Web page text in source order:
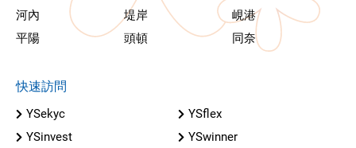
河內 堤岸
峴港
平陽
頭頓 同奈
快速訪問
YSekyc
YSflex
YSinvest
YSwinner